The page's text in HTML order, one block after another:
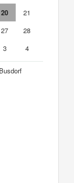
20
21
27
28
3 4